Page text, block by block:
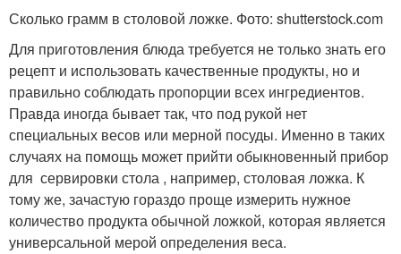
Сколько грамм в столовой ложке. Фото: shutterstock.com
Для приготовления блюда требуется не только знать его
рецепт и использовать качественные продукты, но и
правильно соблюдать пропорции всех ингредиентов.
Правда иногда бывает так, что под рукой нет
специальных весов или мерной посуды. Именно в таких
случаях на помощь может прийти обыкновенный прибор
для сервировки стола , например, столовая ложка. К
тому же, зачастую гораздо проще измерить нужное
количество продукта обычной ложкой, которая является
универсальной мерой определения веса.